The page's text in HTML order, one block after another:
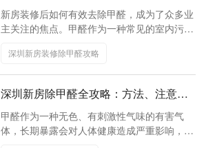
与高效解决方案
新房装修后如何有效去除甲醛，成为了众多业
主关注的焦点。甲醛作为一种常见的室内污染
的健康造成长期威胁。因此，掌握科学有效的
除甲醛方法，对于新装修的家庭来说至关重
要。
深圳新房装修除甲醛攻略
深圳新房除甲醛全攻略：方法、注意事
项与专业服务推荐
甲醛作为一种无色、有刺激性气味的有害气
体，长期暴露会对人体健康造成严重影响，因